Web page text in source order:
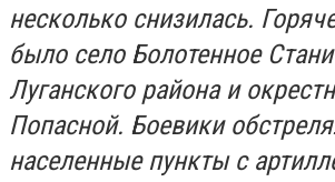
несколько снизилась.
было село Болотенное
Луганского района и
Попасной. Боевики
населенные пункты с